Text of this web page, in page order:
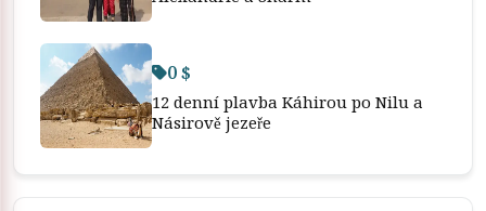
0 $
12 denní plavba Káhirou po Nilu a
Násirově jezeře